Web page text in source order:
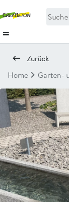
Zurück
Home
Garten-